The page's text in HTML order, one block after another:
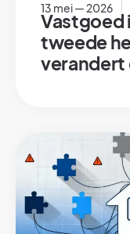
13 mei — 2026
Vastgoed
tweede
verandert